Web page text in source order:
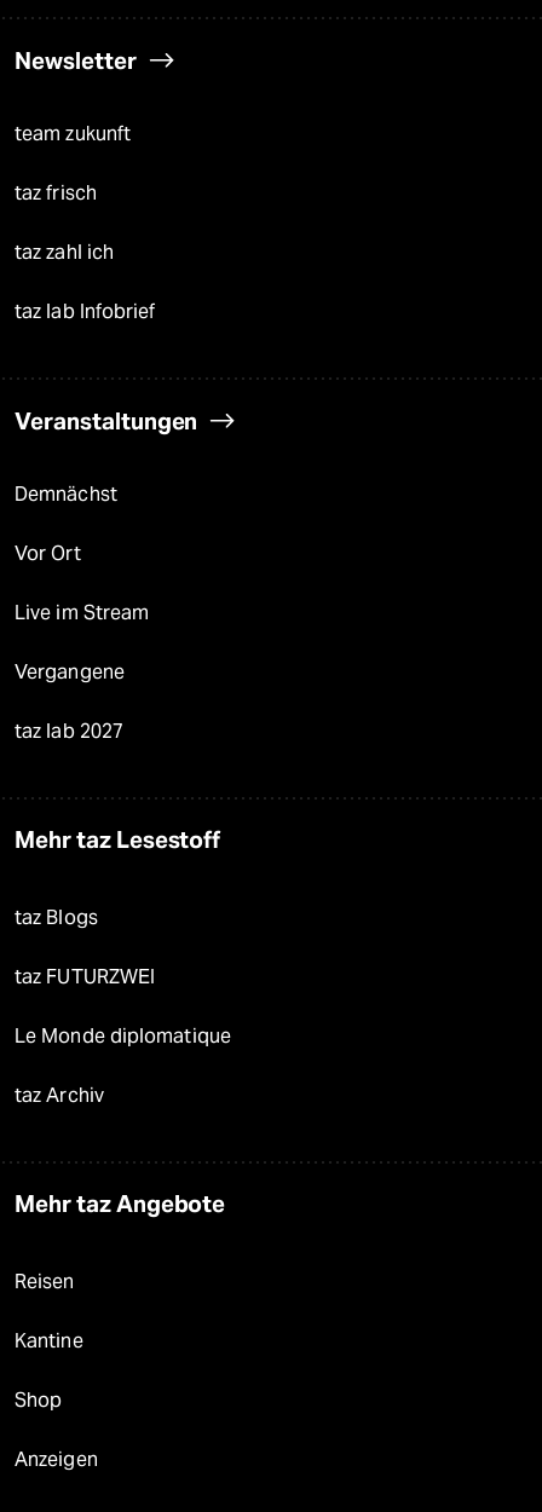
Newsletter
team zukunft
taz frisch
taz zahl ich
taz lab Infobrief
Veranstaltungen
Demnächst
Vor Ort
Live im Stream
Vergangene
taz lab 2027
Mehr taz Lesestoff
taz Blogs
taz FUTURZWEI
Le Monde diplomatique
taz Archiv
Mehr taz Angebote
Reisen
Kantine
Shop
Anzeigen